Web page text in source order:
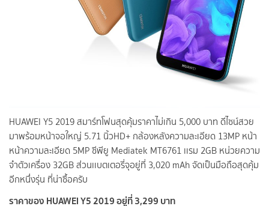
HUAWEI Y5 2019 สมาร์ทโฟนสุดคุ้มราคาไม่เกิน 5,000 บาท ดีไซน์สวย
มาพร้อมหน้าจอใหญ่ 5.71 นิ้วHD+ กล้องหลังความละเอียด 13MP หน้า
หน้าความละเอียด 5MP ซีพียู Mediatek MT6761 เเรม 2GB หน่วยความ
จำตัวเครื่อง 32GB ส่วนเเบตเตอรี่จุอยู่ที่ 3,020 mAh จัดเป็นมือถือสุดคุ้ม
อีกหนึ่งรุ่น ที่น่าซื้อครับ
ราคาของ HUAWEI Y5 2019 อยู่ที่ 3,299 บาท